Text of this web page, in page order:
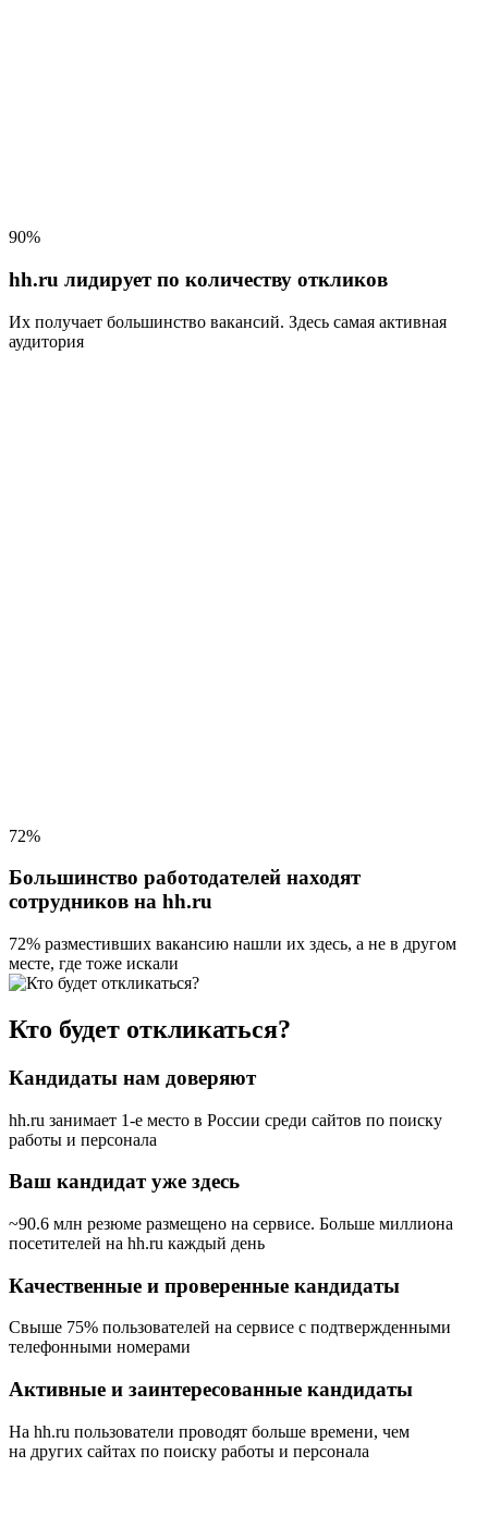
90%
hh.ru лидирует по количеству откликов
Их получает большинство вакансий. Здесь самая активная
аудитория
72%
Большинство работодателей находят
сотрудников на hh.ru
72% разместивших вакансию нашли их здесь, а не в другом
месте, где тоже искали
Кто будет откликаться?
Кандидаты нам доверяют
hh.ru занимает 1-е место в России среди сайтов по поиску
работы и персонала
Ваш кандидат уже здесь
~90.6 млн резюме размещено на сервисе. Больше миллиона
посетителей на hh.ru каждый день
Качественные и проверенные кандидаты
Свыше 75% пользователей на сервисе с подтвержденными
телефонными номерами
Активные и заинтересованные кандидаты
На hh.ru пользователи проводят больше времени, чем
на других сайтах по поиску работы и персонала